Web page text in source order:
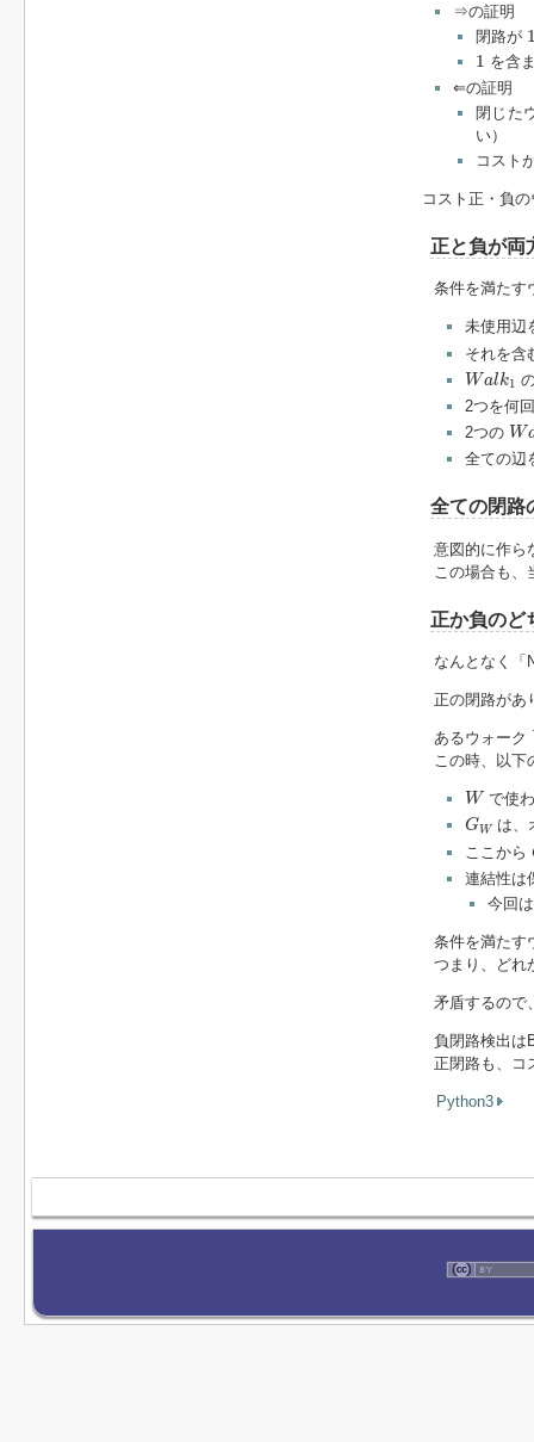
⇒の証明
閉路が
1
1 を含
⇐の証明
閉じた
い）
コスト
コスト正・負
正と負が両
条件を満たす
未使用辺
それを含
Walk1
Wa k1
2つを何
2つの W
Wa
全ての辺
全ての閉路
意図的に作ら
この場合も、
正か負のど
なんとなく「
正の閉路があ
あるウォーク
この時、以下
W
W で使
GW
GW は、
ここから
連結性は
今回
条件を満たす
つまり、どれ
矛盾するので
負閉路検出は
正閉路も、コ
Python3